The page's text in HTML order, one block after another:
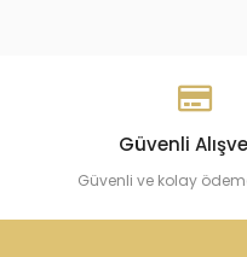
Güvenli
Güvenli ve kolay